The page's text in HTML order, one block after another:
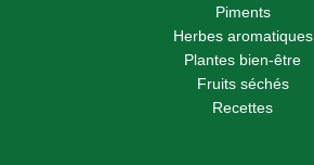
Piments
Herbes aromatiques
Plantes bien-être
Fruits séchés
Recettes